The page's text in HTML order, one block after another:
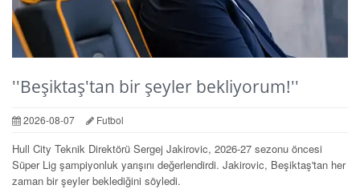
''Beşiktaş'tan bir şeyler bekliyorum!''
2026-08-07 Futbol
Hull City Teknik Direktörü Sergej Jakirovic, 2026-27 sezonu öncesi
Süper Lig şampiyonluk yarışını değerlendirdi. Jakirovic, Beşiktaş'tan her
zaman bir şeyler beklediğini söyledi.